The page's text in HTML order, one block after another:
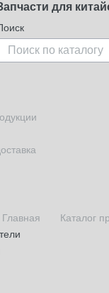
для
Главная Каталог